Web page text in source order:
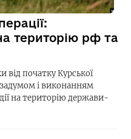
територію рф та
від початку Курської
і виконанням
на територію держави-